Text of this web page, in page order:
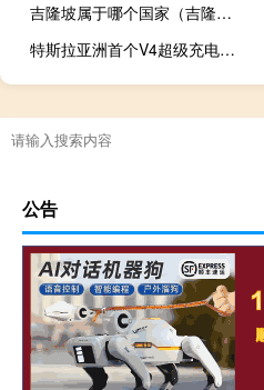
吉隆坡属于哪个国家（吉隆坡是哪个国家的）
特斯拉亚洲首个V4超级充电站落地中国香港：250kW功率
公告